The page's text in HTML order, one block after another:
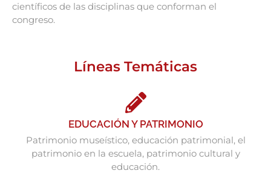
científicos de las disciplinas que conforman el
congreso.
Líneas Temáticas
EDUCACIÓN Y PATRIMONIO
Patrimonio museístico, educación patrimonial, el
patrimonio en la escuela, patrimonio cultural y
educación.